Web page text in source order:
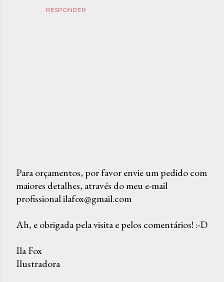
RESPONDER
P
o
t
r
u
Para orçamentos, por favor envie um pedido com
maiores detalhes, através do meu e-mail
profissional ilafox@gmail.com
Ah, e obrigada pela visita e pelos comentários! :-D
Ila Fox
Ilustradora